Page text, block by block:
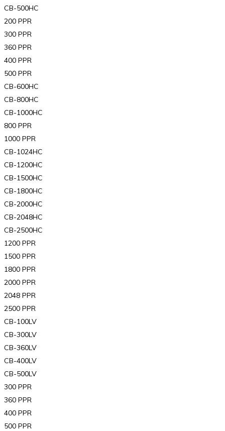
CB-500HC
200 PPR
300 PPR
360 PPR
400 PPR
500 PPR
CB-600HC
CB-800HC
CB-1000HC
800 PPR
1000 PPR
CB-1024HC
CB-1200HC
CB-1500HC
CB-1800HC
CB-2000HC
CB-2048HC
CB-2500HC
1200 PPR
1500 PPR
1800 PPR
2000 PPR
2048 PPR
2500 PPR
CB-100LV
CB-300LV
CB-360LV
CB-400LV
CB-500LV
300 PPR
360 PPR
400 PPR
500 PPR